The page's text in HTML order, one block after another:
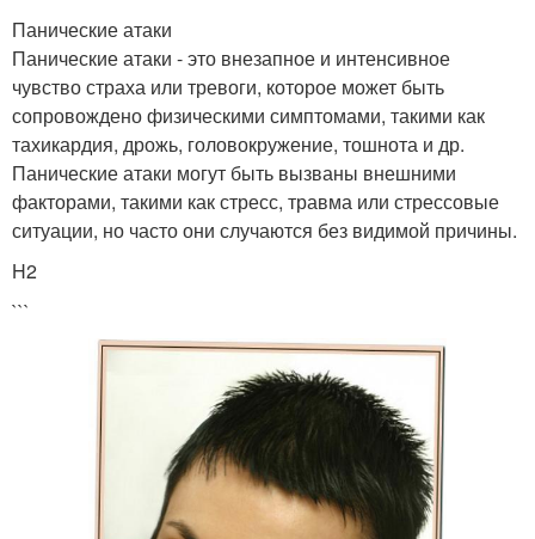
Панические атаки
Панические атаки - это внезапное и интенсивное
чувство страха или тревоги, которое может быть
сопровождено физическими симптомами, такими как
тахикардия, дрожь, головокружение, тошнота и др.
Панические атаки могут быть вызваны внешними
факторами, такими как стресс, травма или стрессовые
ситуации, но часто они случаются без видимой причины.
H2
```